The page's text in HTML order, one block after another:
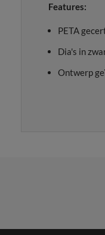
Features:
PETA
Dia's in
Ontwerp